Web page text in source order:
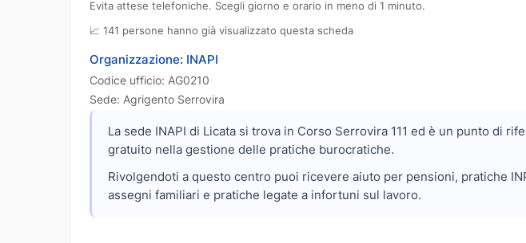
Evita attese telefoniche. Scegli giorno e orario in meno di 1 minuto.
📈 141 persone hanno già visualizzato questa scheda
Organizzazione: INAPI
Codice ufficio: AG0210
Sede: Agrigento Serrovira
La sede INAPI di Licata si trova in Corso Serrovira 111 ed è un punto di
gratuito nella gestione delle pratiche burocratiche.
Rivolgendoti a questo centro puoi ricevere aiuto per pensioni, pratiche
assegni familiari e pratiche legate a infortuni sul lavoro.